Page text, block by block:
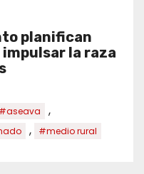
planifican
la raza
#aseava ,
, #medio rural